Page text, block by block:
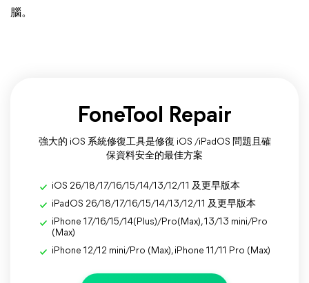
腦。
FoneTool Repair
強大的 iOS 系統修復工具是修復 iOS /iPadOS 問題且確
保資料安全的最佳方案
iOS 26/18/17/16/15/14/13/12/11 及更早版本
iPadOS 26/18/17/16/15/14/13/12/11 及更早版本
iPhone 17/16/15/14(Plus)/Pro(Max), 13/13 mini/Pro
(Max)
iPhone 12/12 mini/Pro (Max), iPhone 11/11 Pro (Max)